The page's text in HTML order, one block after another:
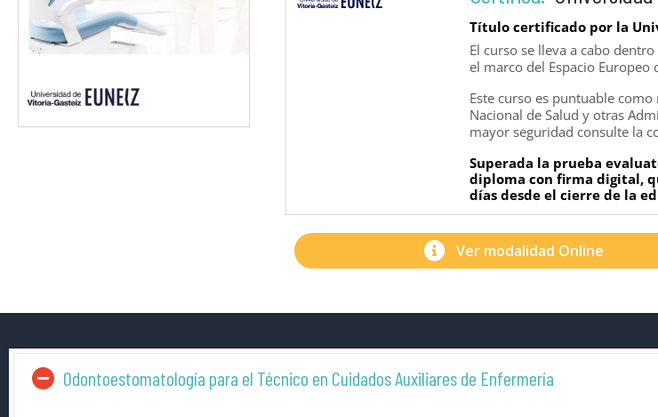
Título certificado por la
El curso se lleva a cabo
el marco del Espacio Europeo
Este curso es puntuable
Nacional de Salud y otras
mayor seguridad consulte la
Superada la prueba
diploma con firma digital,
días desde el cierre de la
Ver modalidad Online
Odontoestomatología para el Técnico en Cuidados Auxiliares de Enfermería